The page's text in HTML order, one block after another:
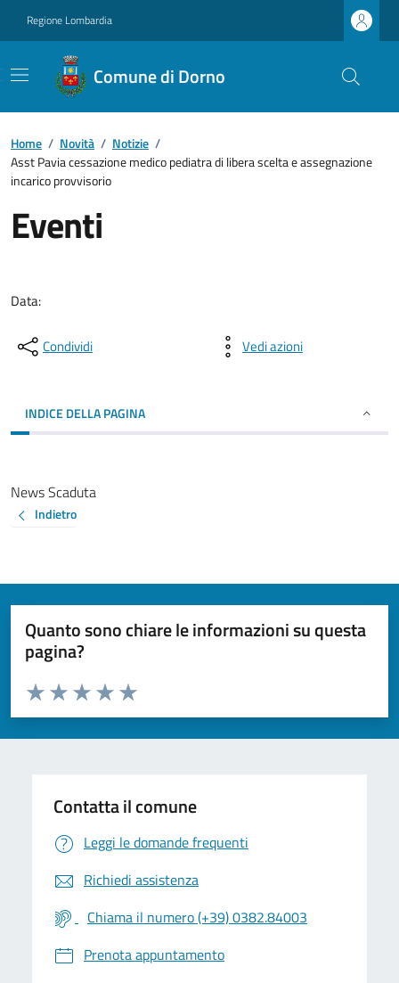
Regione Lombardia
Comune di Dorno
Home / Novità / Notizie /
Asst Pavia cessazione medico pediatra di libera scelta e assegnazione
incarico provvisorio
Eventi
Data:
Condividi Vedi azioni
INDICE DELLA PAGINA
News Scaduta
Indietro
Quanto sono chiare le informazioni su questa
pagina?
Valuta da 1 a 5 stelle la pagina
Valuta 5 stelle su 5
Valuta 4 stelle su 5
Valuta 3 stelle su 5
Valuta 2 stelle su 5
Valuta 1 stelle su 5
Contatta il comune
Leggi le domande frequenti
Richiedi assistenza
Chiama il numero (+39) 0382.84003
Prenota appuntamento